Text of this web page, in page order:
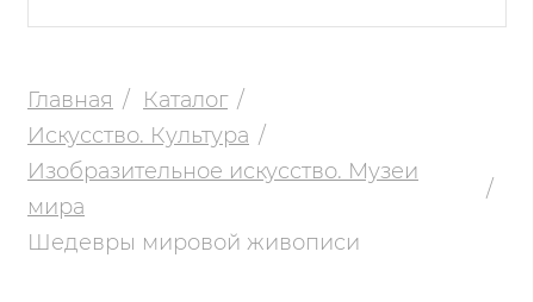
Главная
Каталог
Искусство. Культура
Изобразительное искусство. Музеи
мира
Шедевры мировой живописи